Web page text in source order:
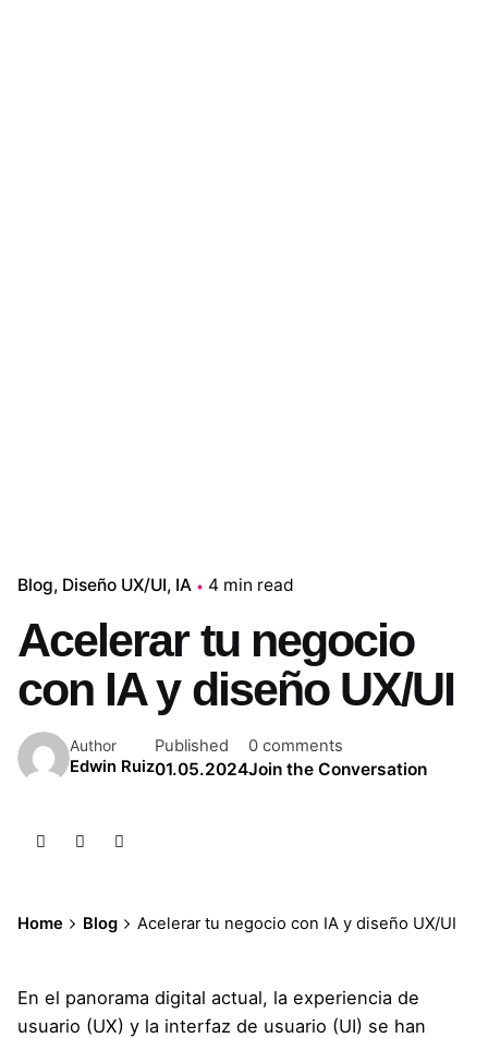
Blog Diseño UX/UI IA 4 min read
Acelerar tu negocio
con IA y diseño UX/UI
Author
Edwin Ruiz
Published
01.05.2024
0 comments
Join the Conversation
Home Blog Acelerar tu negocio con IA y diseño UX/UI
En el panorama digital actual, la experiencia de
usuario (UX) y la interfaz de usuario (UI) se han